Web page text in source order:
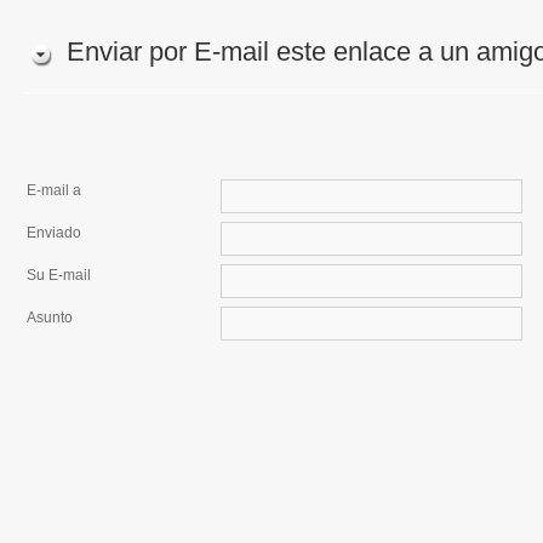
Enviar por E-mail este enlace a un
E-mail a
Enviado
Su E-mail
Asunto